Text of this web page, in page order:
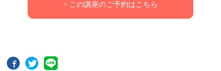
> この講座のご予約はこちら